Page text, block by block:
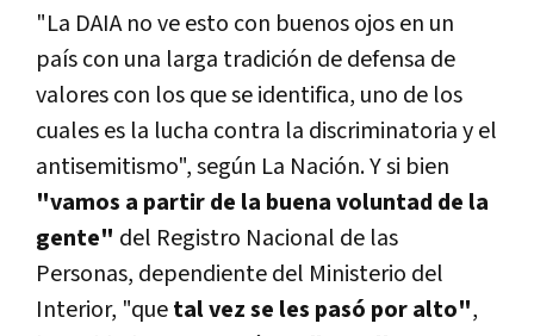
"La DAIA no ve esto con buenos ojos en un
país con una larga tradición de defensa de
valores con los que se identifica, uno de los
cuales es la lucha contra la discriminatoria y el
antisemitismo", según La Nación. Y si bien
"vamos a partir de la buena voluntad de la
gente" del Registro Nacional de las
Personas, dependiente del Ministerio del
Interior, "quetal vez se les pasó por alto",